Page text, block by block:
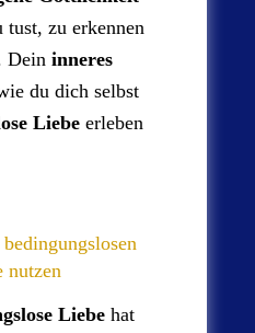
zu erkennen
Dein inneres
du dich selbst
Liebe erleben
nutzen
Liebe hat